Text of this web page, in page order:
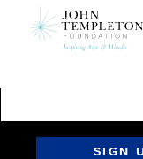
SIGN